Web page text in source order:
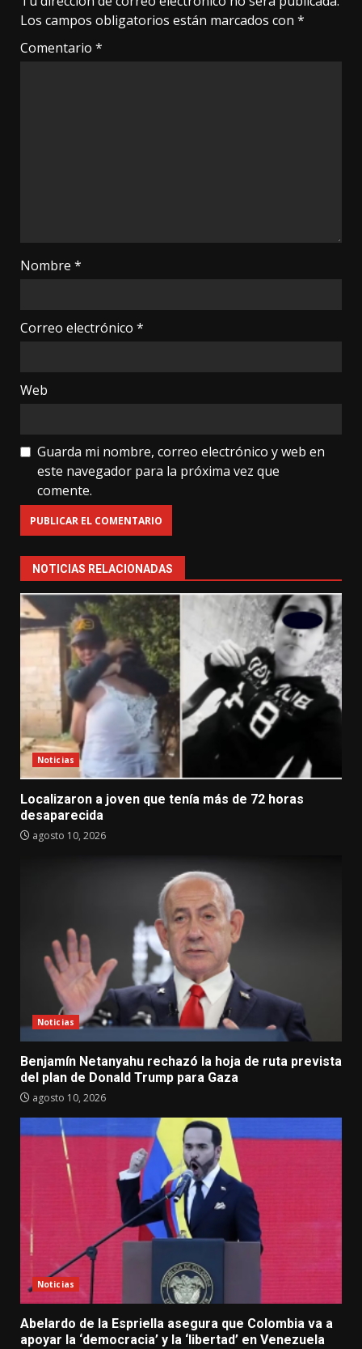
Los campos obligatorios están marcados con *
Comentario *
Nombre *
Correo electrónico *
Web
Guarda mi nombre, correo electrónico y web en
este navegador para la próxima vez que
comente.
NOTICIAS RELACIONADAS
Noticias
Localizaron a joven que tenía más de 72 horas
desaparecida
agosto 10, 2026
Noticias
Benjamín Netanyahu rechazó la hoja de ruta prevista
del plan de Donald Trump para Gaza
agosto 10, 2026
Noticias
Abelardo de la Espriella asegura que Colombia va a
apoyar la ‘democracia’ y la ‘libertad’ en Venezuela